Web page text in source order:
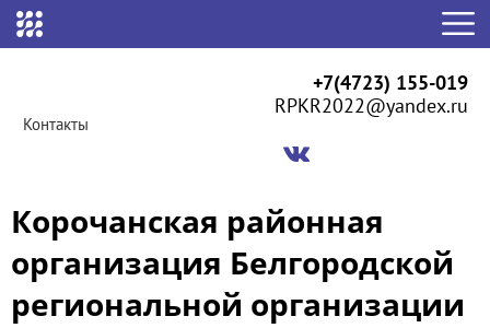
Контакты
+7(4723) 155-019
RPKR2022@yandex.ru
Корочанская районная
организация Белгородской
региональной организации